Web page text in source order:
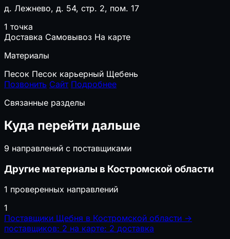
д. Лежнево, д. 54, стр. 2, пом. 17
1 точка
Доставка Самовывоз На карте
Материалы
Песок Песок карьерный Щебень
Позвонить Сайт Подробнее
Связанные разделы
Куда перейти дальше
9 направлений с поставщиками
Другие материалы в Костромской области
1 проверенных направлений
1
Поставщики Щебня в Костромской области →
поставщиков: 2 на карте: 2 доставка